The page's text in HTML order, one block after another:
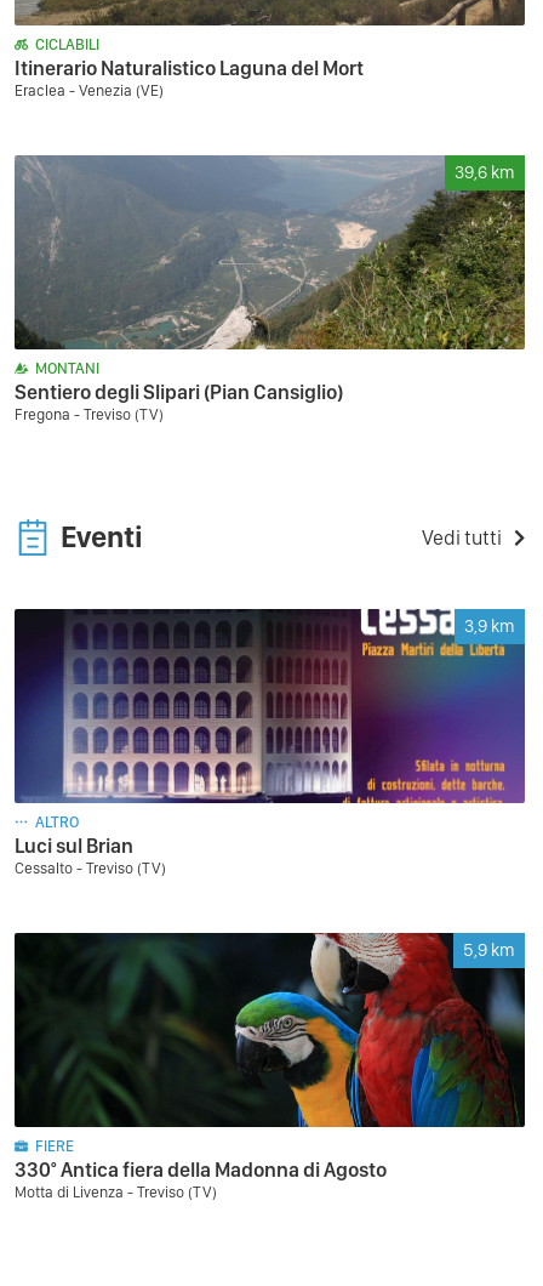
CICLABILI
Itinerario Naturalistico Laguna del Mort
Eraclea - Venezia (VE)
39,6 km
MONTANI
Sentiero degli Slipari (Pian Cansiglio)
Fregona - Treviso (TV)
Eventi Vedi tutti
3,9 km
ALTRO
Luci sul Brian
Cessalto - Treviso (TV)
5,9 km
FIERE
330° Antica fiera della Madonna di Agosto
Motta di Livenza - Treviso (TV)